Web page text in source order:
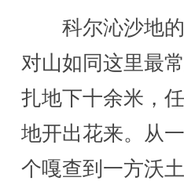
科尔沁沙地的
对山如同这里最
扎地下十余米，
地开出花来。从
个嘎查到一方沃